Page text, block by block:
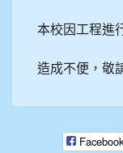
本校因工程進
造成不便，敬
Facebook